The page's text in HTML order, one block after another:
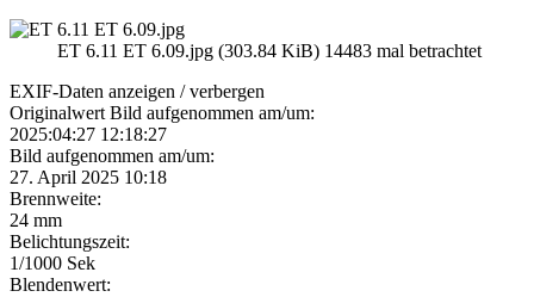
ET 6.11 ET 6.09.jpg (303.84 KiB) 14483 mal betrachtet
EXIF-Daten anzeigen / verbergen
Originalwert Bild aufgenommen am/um:
2025:04:27 12:18:27
Bild aufgenommen am/um:
27. April 2025 10:18
Brennweite:
24 mm
Belichtungszeit:
1/1000 Sek
Blendenwert: